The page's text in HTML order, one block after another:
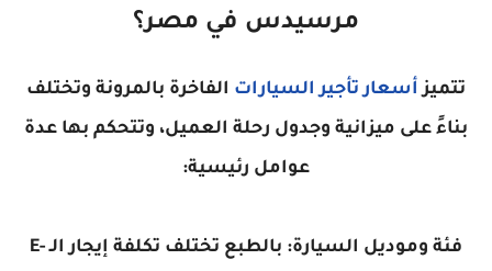
مرسيدس في مصر؟
تتميزأسعار تأجير السيارات الفاخرة بالمرونة وتختلف
بناءً على ميزانية وجدول رحلة العميل، وتتحكم بها عدة
عوامل رئيسية:
فئة وموديل السيارة: بالطبع تختلف تكلفة إيجار الـ E-